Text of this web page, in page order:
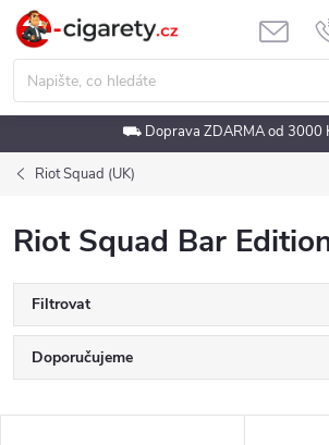
Přejít
obsah
⛟ Doprava ZDARMA od 3000
Riot Squad (UK)
Riot Squad Bar
Filtrovat
Ř
a
Doporučujeme